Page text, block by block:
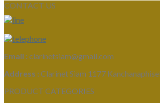
CONTACT US
Email : clarinetsiam@gmail.com
Address : Clarinet Siam 1177
PRODUCT CATEGORIES